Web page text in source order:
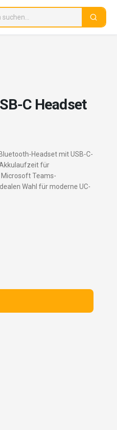
C Headset
Headset mit USB-C-
Akkulaufzeit für
Teams-
Wahl für moderne UC-